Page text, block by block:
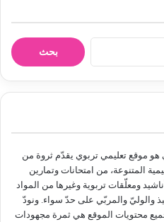
ن
موقع تعليمي تربوي يقدّم ثروة من
المتنوعة، من امتحانات وتمارين
ومعلّقات تربوية وغيرها من المواد
والوليّ والمربّي على حدّ سواء. ونودّ
جميع محتويات الموقع هي ثمرة مجهودات